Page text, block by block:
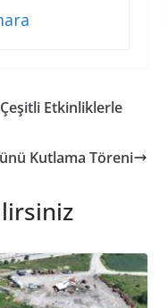
Etkinliklerle
Kutlama Töreni